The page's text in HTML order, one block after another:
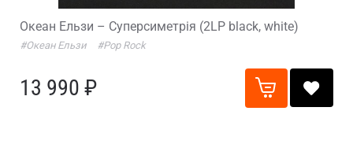
Океан Ельзи – Суперсиметрія (2LP black, white)
#Океан Ельзи #Pop Rock
13 990 ₽